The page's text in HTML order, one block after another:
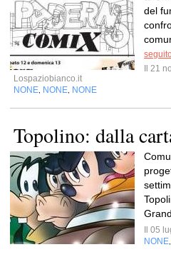
del
Il 21
Lospaziobianco.it
NONE NONE NONE
Topolino: dalla
Il 05
NONE